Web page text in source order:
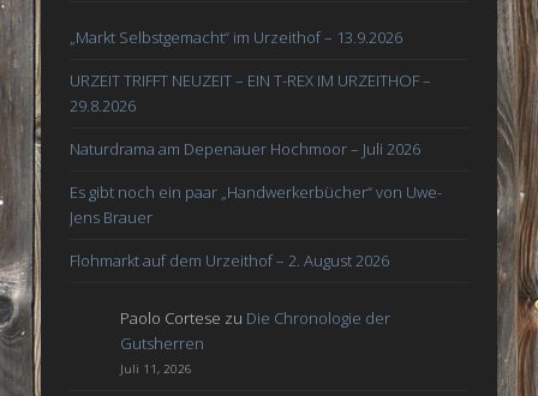
„Markt Selbstgemacht“ im Urzeithof – 13.9.2026
URZEIT TRIFFT NEUZEIT – EIN T-REX IM URZEITHOF –
29.8.2026
Naturdrama am Depenauer Hochmoor – Juli 2026
Es gibt noch ein paar „Handwerkerbücher“ von Uwe-
Jens Brauer
Flohmarkt auf dem Urzeithof – 2. August 2026
Paolo Cortese zu Die Chronologie der
Gutsherren
Juli 11, 2026